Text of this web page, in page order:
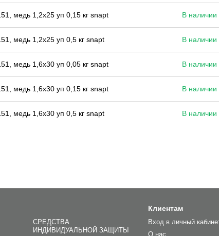
медь 1,2x25 уп 0,15 кг snapt В наличии
медь 1,2x25 уп 0,5 кг snapt В наличии
медь 1,6x30 уп 0,05 кг snapt В наличии
медь 1,6x30 уп 0,15 кг snapt В наличии
медь 1,6x30 уп 0,5 кг snapt В наличии
СРЕДСТВА
ИНДИВИДУАЛЬНОЙ ЗАЩИТЫ
Клиентам
Вход в личный
О нас